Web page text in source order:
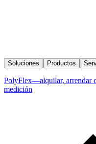
Soluciones Productos
PolyFlex—alquilar, arrendar
medición